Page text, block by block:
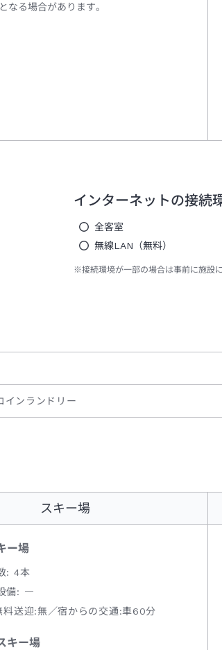
なる場合があります。
インターネットの接続
全客室
無線LAN（無料）
※接続環境が一部の場合は事前に施設
インランドリー
スキー場
ー場
: 4本
備: ―
料送迎:無／宿からの交通:車60分
キー場